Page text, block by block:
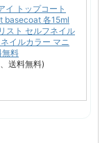
イ トップコート
basecoat 各15ml
スト セルフネイル
イルカラー マニ
無料
送料無料)